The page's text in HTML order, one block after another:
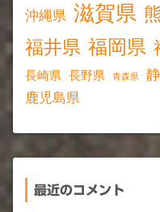
沖縄県 滋賀県
福井県 福岡県
長崎県 長野県 青森県
鹿児島県
最近のコメント